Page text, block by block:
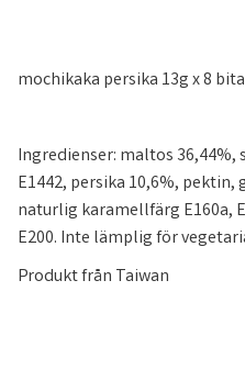
mochikaka persika 13g x 8
Ingredienser: maltos
E1442, persika 10,6%,
naturlig karamellfärg E160a,
E200. Inte lämplig för
Produkt från Taiwan